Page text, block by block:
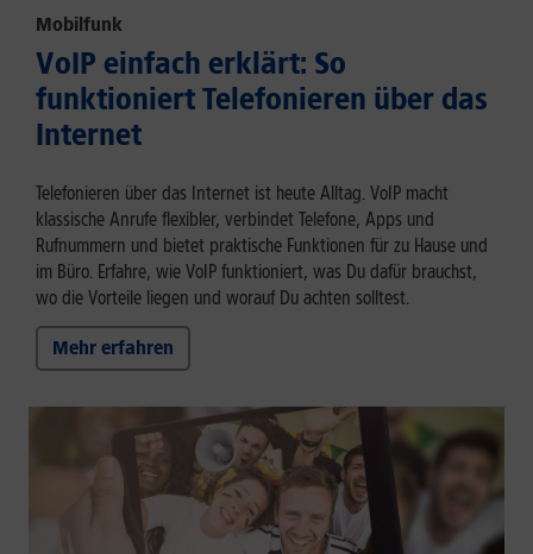
Mobilfunk
VoIP einfach erklärt: So
funktioniert Telefonieren über das
Internet
Telefonieren über das Internet ist heute Alltag. VoIP macht
klassische Anrufe flexibler, verbindet Telefone, Apps und
Rufnummern und bietet praktische Funktionen für zu Hause und
im Büro. Erfahre, wie VoIP funktioniert, was Du dafür brauchst,
wo die Vorteile liegen und worauf Du achten solltest.
Mehr erfahren